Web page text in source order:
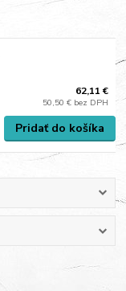
62,11 €
50,50 € bez DPH
Pridať do košíka